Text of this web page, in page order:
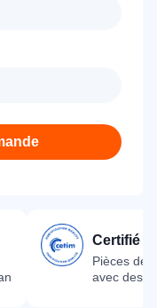
Certifié
Pièces
avec des